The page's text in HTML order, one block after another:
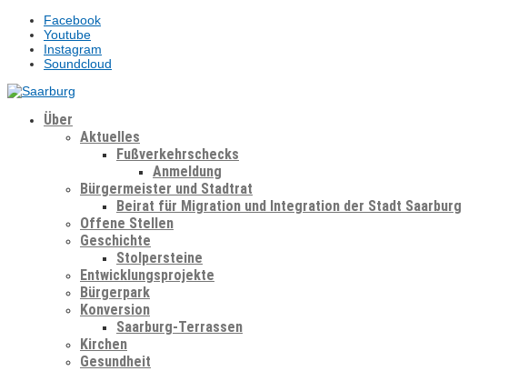
Facebook
Youtube
Instagram
Soundcloud
Über
Aktuelles
Fußverkehrschecks
Anmeldung
Bürgermeister und Stadtrat
Beirat für Migration und Integration der Stadt Saarburg
Offene Stellen
Geschichte
Stolpersteine
Entwicklungsprojekte
Bürgerpark
Konversion
Saarburg-Terrassen
Kirchen
Gesundheit